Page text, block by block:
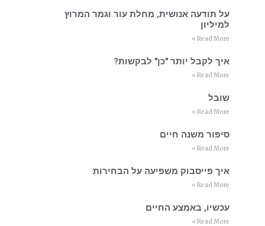
על תודעה אנושית, מחלת עור וגמר המרוץ
למיליון
Read More »
איך לקבל יותר "כן" לבקשות?
Read More »
שובל
Read More »
סיפור משנה חיים
Read More »
איך פייסבוק משפיעה על הבחירות
Read More »
עכשיו, באמצע החיים
Read More »